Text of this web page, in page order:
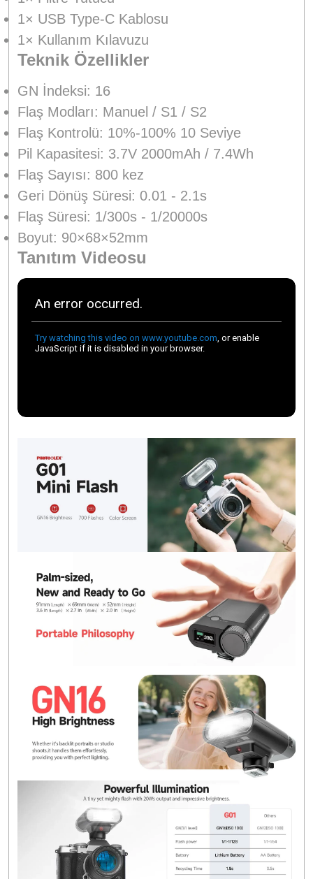
1× USB Type-C Kablosu
1× Kullanım Kılavuzu
Teknik Özellikler
GN İndeksi: 16
Flaş Modları: Manuel / S1 / S2
Flaş Kontrolü: 10%-100% 10 Seviye
Pil Kapasitesi: 3.7V 2000mAh / 7.4Wh
Flaş Sayısı: 800 kez
Geri Dönüş Süresi: 0.01 - 2.1s
Flaş Süresi: 1/300s - 1/20000s
Boyut: 90×68×52mm
Tanıtım Videosu